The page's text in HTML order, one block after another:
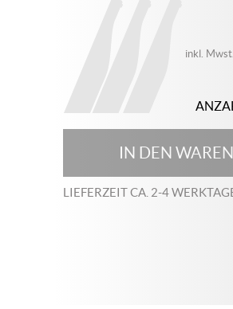
inkl. Mwst.
IN DEN
LIEFERZEIT CA. 2-4